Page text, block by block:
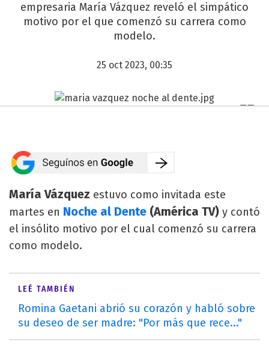
empresaria María Vázquez reveló el simpático
motivo por el que comenzó su carrera como
modelo.
25 oct 2023, 00:35
María Vázquez estuvo como invitada este
martes en Noche al Dente (América TV) y contó
el insólito motivo por el cual comenzó su carrera
como modelo.
LEÉ TAMBIÉN
Romina Gaetani abrió su corazón y habló sobre
su deseo de ser madre: "Por más que rece..."